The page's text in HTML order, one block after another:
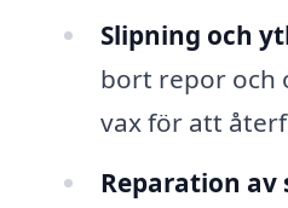
Slipning och
bort repor och
vax för att
Reparation av